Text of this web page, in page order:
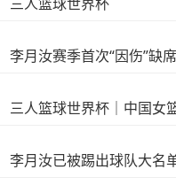
李月汝赛季首次“因伤”缺
三人篮球世界杯｜中国女
李月汝已被踢出球队大名